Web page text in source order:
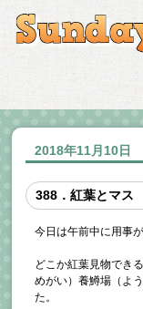
2018年11月10日
388．紅葉とマス
今日は午前中に用事
どこか紅葉見物でき
めがい）養鱒場（よ
た。